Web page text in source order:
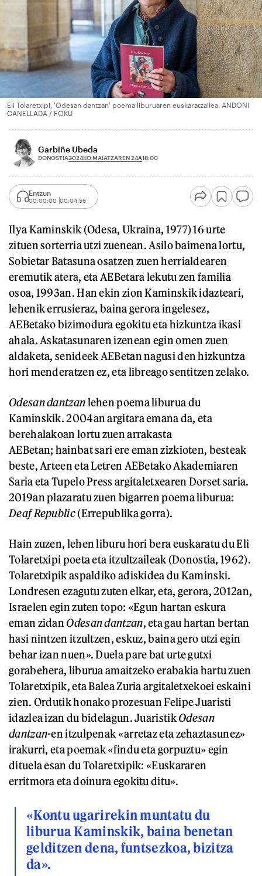
Eli Tolaretxipi, 'Odesan dantzan' poema liburuaren euskaratzailea. ANDONI
CANELLADA / FOKU
Garbiñe Ubeda
DONOSTIA2024KO MAIATZAREN 24A18:00
Entzun
00:00:00 00:04:56
Ilya Kaminskik (Odesa, Ukraina, 1977) 16 urte
zituen sorterria utzi zuenean. Asilo baimena lortu,
Sobietar Batasuna osatzen zuen herrialdearen
eremutik atera, eta AEBetara lekutu zen familia
osoa, 1993an. Han ekin zion Kaminskik idazteari,
lehenik errusieraz, baina gerora ingelesez,
AEBetako bizimodura egokitu eta hizkuntza ikasi
ahala. Askatasunaren izenean egin omen zuen
aldaketa, senideek AEBetan nagusi den hizkuntza
hori menderatzen ez, eta libreago sentitzen zelako.
Odesan dantzanlehen poema liburua du
Kaminskik. 2004an argitara emana da, eta
berehalakoan lortu zuen arrakasta
AEBetan; hainbat sari ere eman zizkioten, besteak
beste, Arteen eta Letren AEBetako Akademiaren
Saria eta Tupelo Press argitaletxearen Dorset saria.
2019an plazaratu zuen bigarren poema liburua:
Deaf Republic(Errepublika gorra).
Hain zuzen, lehen liburu hori bera euskaratu du Eli
Tolaretxipi poeta eta itzultzaileak (Donostia, 1962).
Tolaretxipik aspaldiko adiskidea du Kaminski.
Londresen ezagutu zuten elkar, eta, gerora, 2012an,
Israelen egin zuten topo: «Egun hartan eskura
eman zidan Odesan dantzan, eta gau hartan bertan
hasi nintzen itzultzen, eskuz, baina gero utzi egin
behar izan nuen». Duela pare bat urte gutxi
gorabehera, liburua amaitzeko erabakia hartu zuen
Tolaretxipik, eta Balea Zuria argitaletxekoei eskaini
zien. Ordutik honako prozesuan Felipe Juaristi
idazlea izan du bidelagun. JuaristikOdesan
dantzan-en itzulpenak «arretaz eta zehaztasunez»
irakurri, eta poemak «findu eta gorpuztu» egin
dituela esan du Tolaretxipik: «Euskararen
erritmora eta doinura egokitu ditu».
«Kontu ugarirekin muntatu du
liburua Kaminskik, baina benetan
gelditzen dena, funtsezkoa, bizitza
da».